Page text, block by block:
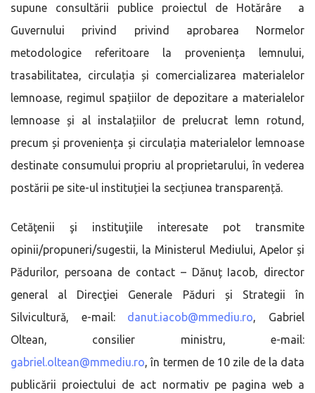
supune consultării publice proiectul de Hotărâre a
Guvernului privind privind aprobarea Normelor
metodologice referitoare la proveniența lemnului,
trasabilitatea, circulația și comercializarea materialelor
lemnoase, regimul spațiilor de depozitare a materialelor
lemnoase și al instalațiilor de prelucrat lemn rotund,
precum și proveniența și circulația materialelor lemnoase
destinate consumului propriu al proprietarului, în vederea
postării pe site-ul instituției la secțiunea transparență.
Cetăţenii şi instituţiile interesate pot transmite
opinii/propuneri/sugestii, la Ministerul Mediului, Apelor și
Pădurilor, persoana de contact – Dănuț Iacob, director
general al Direcţiei Generale Păduri și Strategii în
Silvicultură, e-mail: danut.iacob@mmediu.ro, Gabriel
Oltean, consilier ministru, e-mail:
gabriel.oltean@mmediu.ro, în termen de 10 zile de la data
publicării proiectului de act normativ pe pagina web a